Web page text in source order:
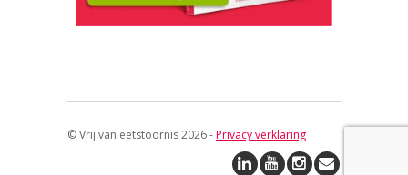
© Vrij van eetstoornis 2026 -Privacy verklaring